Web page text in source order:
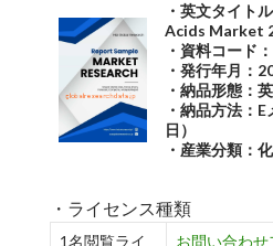
・英文タイト
Acids Market
・資料コード
・発行年月：
・納品形態：
・納品方法：
日）
・産業分類：
・ライセンス種類
1名閲覧ライ
お問い合わ